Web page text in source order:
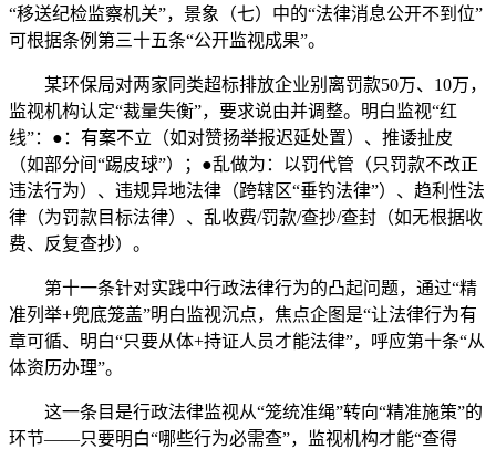
“移送纪检监察机关”，景象（七）中的“法律消息公开不到位”
可根据条例第三十五条“公开监视成果”。
某环保局对两家同类超标排放企业别离罚款50万、10万，
监视机构认定“裁量失衡”，要求说由并调整。明白监视“红
线”：●：有案不立（如对赞扬举报迟延处置）、推诿扯皮
（如部分间“踢皮球”）；●乱做为：以罚代管（只罚款不改正
违法行为）、违规异地法律（跨辖区“垂钓法律”）、趋利性法
律（为罚款目标法律）、乱收费/罚款/查抄/查封（如无根据收
费、反复查抄）。
第十一条针对实践中行政法律行为的凸起问题，通过“精
准列举+兜底笼盖”明白监视沉点，焦点企图是“让法律行为有
章可循、明白“只要从体+持证人员才能法律”，呼应第十条“从
体资历办理”。
这一条目是行政法律监视从“笼统准绳”转向“精准施策”的
环节——只要明白“哪些行为必需查”，监视机构才能“查得